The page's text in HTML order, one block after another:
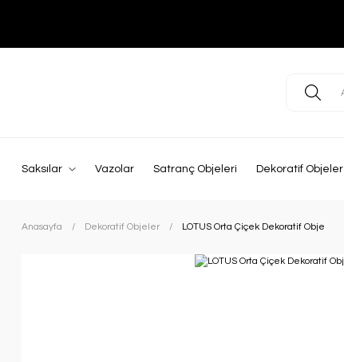
Saksılar Vazolar Satranç Objeleri Dekoratif Objeler
Anasayfa Dekoratif Objeler LOTUS Orta Çiçek Dekoratif Obje